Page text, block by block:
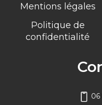
Mentions légales
Politique de
confidentialité
06